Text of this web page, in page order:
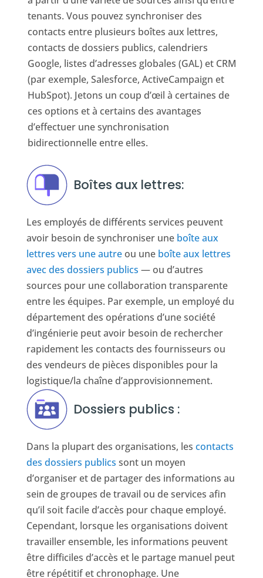
tenants. Vous pouvez synchroniser des
contacts entre plusieurs boîtes aux lettres,
contacts de dossiers publics, calendriers
Google, listes d’adresses globales (GAL) et CRM
(par exemple, Salesforce, ActiveCampaign et
HubSpot). Jetons un coup d’œil à certaines de
ces options et à certains des avantages
d’effectuer une synchronisation
bidirectionnelle entre elles.
Boîtes aux lettres:
Les employés de différents services peuvent
avoir besoin de synchroniser une boîte aux
lettres vers une autreou une boîte aux lettres
avec des dossiers publics — ou d’autres
sources pour une collaboration transparente
entre les équipes. Par exemple, un employé du
département des opérations d’une société
d’ingénierie peut avoir besoin de rechercher
rapidement les contacts des fournisseurs ou
des vendeurs de pièces disponibles pour la
logistique/la chaîne d’approvisionnement.
Dossiers publics :
Dans la plupart des organisations, les contacts
des dossiers publics sont un moyen
d’organiser et de partager des informations au
sein de groupes de travail ou de services afin
qu’il soit facile d’accès pour chaque employé.
Cependant, lorsque les organisations doivent
travailler ensemble, les informations peuvent
être difficiles d’accès et le partage manuel peut
être répétitif et chronophage. Une